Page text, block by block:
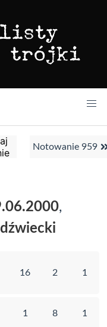
Notowanie 959
,
16 2 1
1 8 1